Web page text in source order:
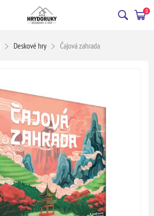
0
Deskové hry Čajová zahrada